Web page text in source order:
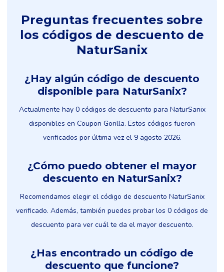
Preguntas frecuentes sobre
los códigos de descuento de
NaturSanix
¿Hay algún código de descuento
disponible para NaturSanix?
Actualmente hay 0 códigos de descuento para NaturSanix
disponibles en Coupon Gorilla. Estos códigos fueron
verificados por última vez el 9 agosto 2026.
¿Cómo puedo obtener el mayor
descuento en NaturSanix?
Recomendamos elegir el código de descuento NaturSanix
verificado. Además, también puedes probar los 0 códigos de
descuento para ver cuál te da el mayor descuento.
¿Has encontrado un código de
descuento que funcione?